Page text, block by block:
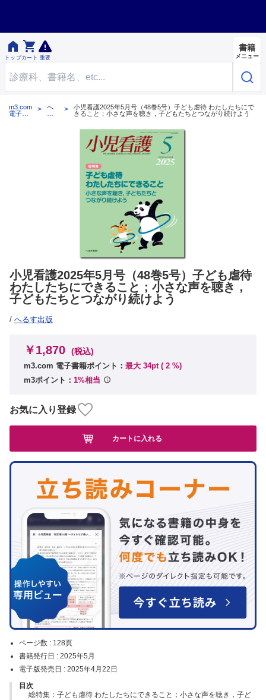

トップ

カート 重要
書籍
メニュー
m3.com
電子書
へ
小児看護2025年5月号（48巻5号）子ども虐待 わたしたちにで
きること；小さな声を聴き，子どもたちとつながり続けよう
小児看護2025年5月号（48巻5号）子ども虐待
わたしたちにできること；小さな声を聴き，
子どもたちとつながり続けよう
/ へるす出版
ページ数 : 128頁
書籍発行日 : 2025年5月
電子版発売日 : 2025年4月22日
目次
総特集：子ども虐待 わたしたちにできること；小さな声を聴き，子ど
￥1,870 (税込)
m3.com 電子書籍ポイント： 最大 34pt ( 2 %)
m3ポイント： 1%相当
お気に入り登録
カートに入れる